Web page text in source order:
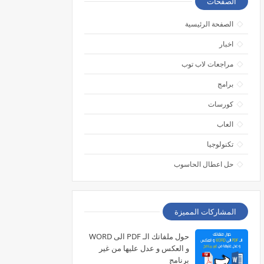
الصفحة الرئيسية
اخبار
مراجعات لاب توب
برامج
كورسات
العاب
تكنولوجيا
حل اعطال الحاسوب
المشاركات المميزة
حول ملفاتك الـ PDF الى WORD
و العكس و عدل عليها من غير
برنامج